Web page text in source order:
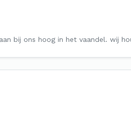
bij ons hoog in het vaandel. wij